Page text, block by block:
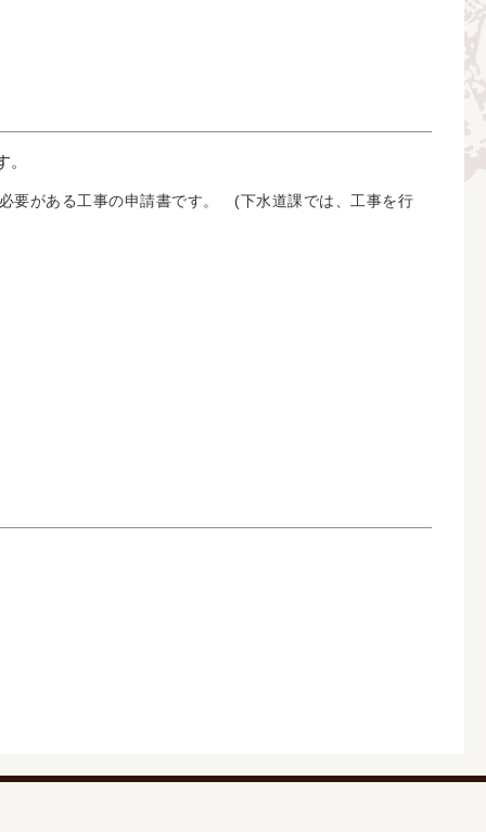
要がある工事の申請書です。 (下水道課では、工事を行